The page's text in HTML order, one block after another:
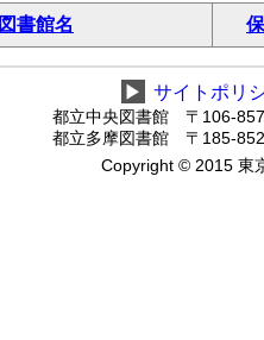
図書館名
▶ サイトポリ
都立中央図書館 〒106-
都立多摩図書館 〒185-
Copyright © 2015 東